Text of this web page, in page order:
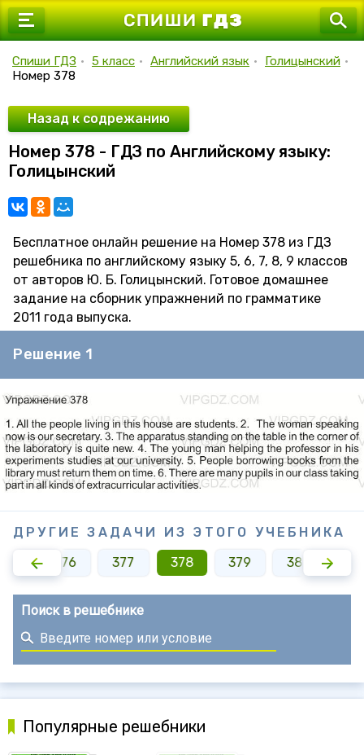
7 класс
9 класс
10 класс
11 класс
Спиши ГДЗ • 5 класс • Английский язык • Голицынский •
Номер 378
Назад к содрежанию
Номер 378 - ГДЗ по Английскому языку:
Голицынский
Бесплатное онлайн решение на Номер 378 из ГДЗ
решебника по английскому языку 5, 6, 7, 8, 9 классов
от авторов Ю. Б. Голицынский. Готовое домашнее
задание на сборник упражнений по грамматике
2011 года выпуска.
Решение 1
ДРУГИЕ ЗАДАЧИ ИЗ ЭТОГО УЧЕБНИКА
376 377 378 379 380
Поиск в решебнике
Популярные решебники